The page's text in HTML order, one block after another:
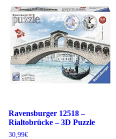
Ravensburger 12518 –
Rialtobrücke – 3D Puzzle
30,99€